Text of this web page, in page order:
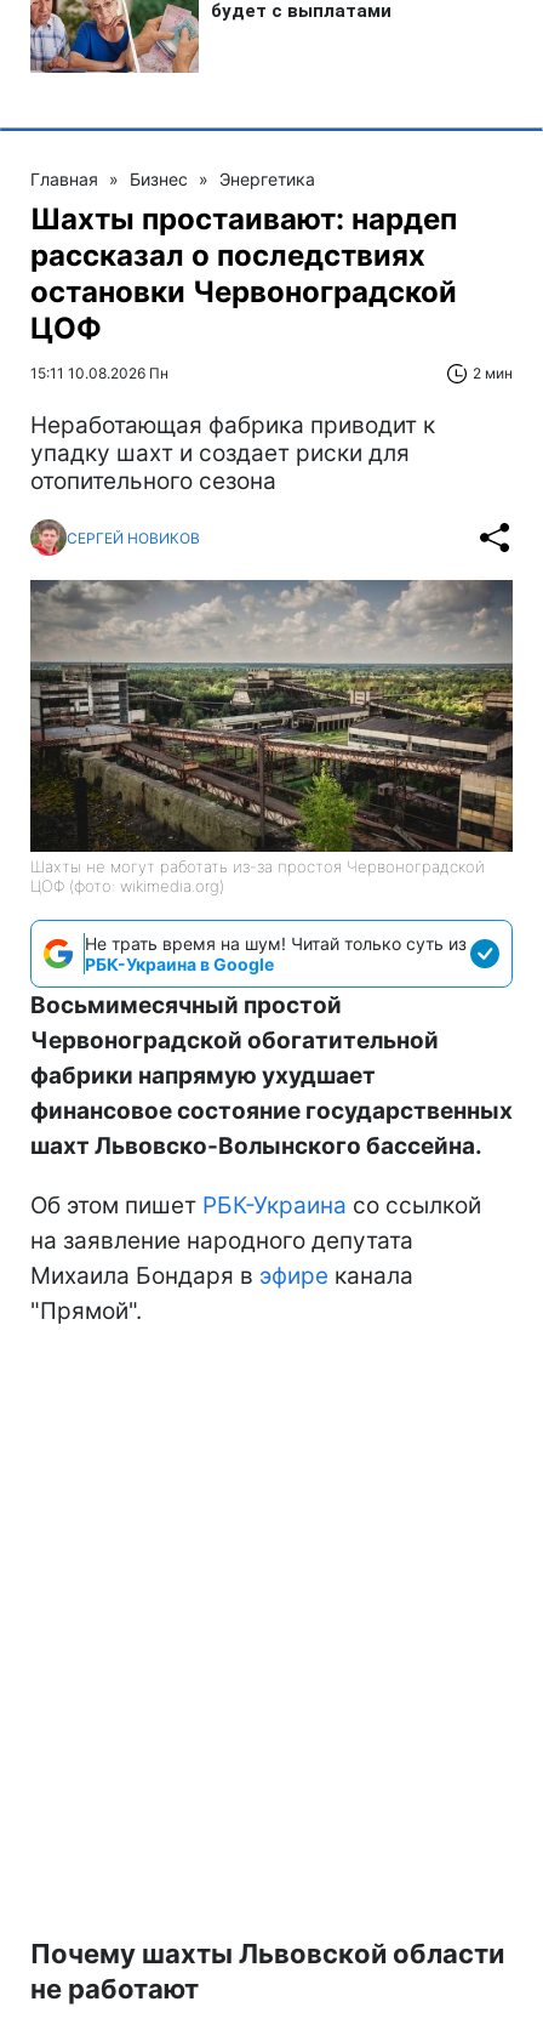
Главная » Бизнес » Энергетика
Шахты простаивают: нардеп
рассказал о последствиях
остановки Червоноградской
ЦОФ
15:11 10.08.2026 Пн 2 мин
Неработающая фабрика приводит к
упадку шахт и создает риски для
отопительного сезона
СЕРГЕЙ НОВИКОВ
Шахты не могут работать из-за простоя Червоноградской
ЦОФ (фото: wikimedia.org)
Не трать время на шум! Читай только суть из
РБК-Украина в Google
Восьмимесячный простой
Червоноградской обогатительной
фабрики напрямую ухудшает
финансовое состояние государственных
шахт Львовско-Волынского бассейна.
Об этом пишет РБК-Украина со ссылкой
на заявление народного депутата
Михаила Бондаря в эфире канала
"Прямой".
Почему шахты Львовской области
не работают